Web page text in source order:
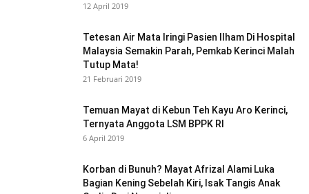
12 April 2019
Tetesan Air Mata Iringi Pasien Ilham Di Hospital
Malaysia Semakin Parah, Pemkab Kerinci Malah
Tutup Mata!
21 Februari 2019
Temuan Mayat di Kebun Teh Kayu Aro Kerinci,
Ternyata Anggota LSM BPPK RI
6 April 2019
Korban di Bunuh? Mayat Afrizal Alami Luka
Bagian Kening Sebelah Kiri, Isak Tangis Anak